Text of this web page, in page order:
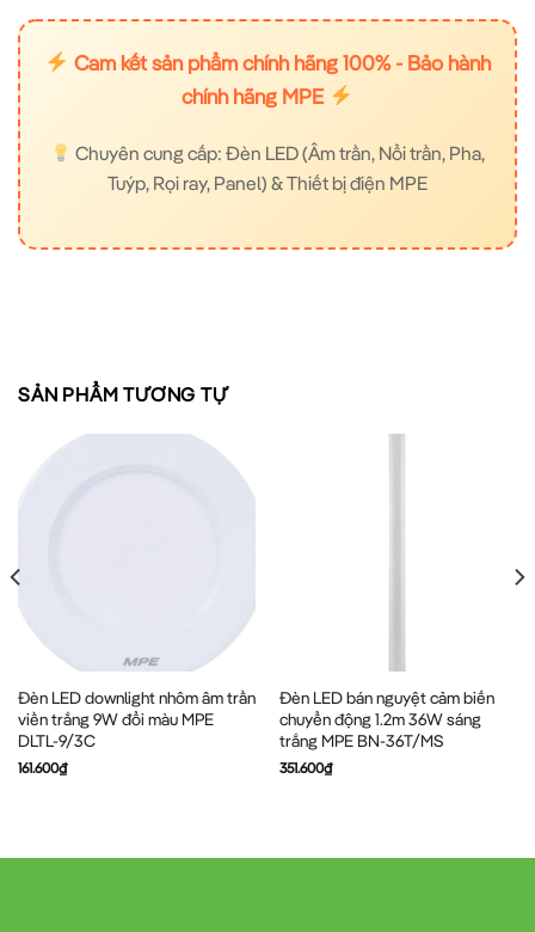
Cam kết sản phẩm chính hãng 100% - Bảo hành
chính hãng MPE
Chuyên cung cấp: Đèn LED (Âm trần, Nổi trần, Pha,
Tuýp, Rọi ray, Panel) & Thiết bị điện MPE
SẢN PHẨM TƯƠNG TỰ
Đèn LED downlight nhôm âm trần
viền trắng 9W đổi màu MPE
DLTL-9/3C
161.600₫
Đèn LED bán nguyệt cảm biến
chuyển động 1.2m 36W sáng
trắng MPE BN-36T/MS
351.600₫